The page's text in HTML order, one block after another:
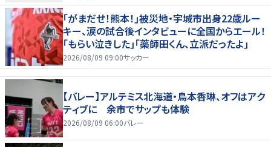
｢がまだせ！熊本！｣被災地・宇城市出身22歳ルー
キー、涙の試合後インタビューに全国からエール！
｢もらい泣きした｣｢薬師田くん、立派だったよ｣
2026/08/09 09:00サッカー
【バレー】アルテミス北海道・鳥本香琳、オフはアク
ティブに 余市でサップも体験
2026/08/09 06:00バレー